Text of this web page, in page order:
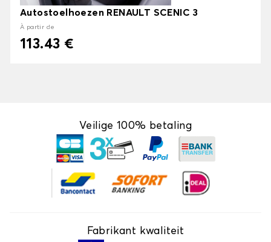
Autostoelhoezen RENAULT SCENIC 3
À partir de
113.43 €
Veilige 100% betaling
Fabrikant kwaliteit